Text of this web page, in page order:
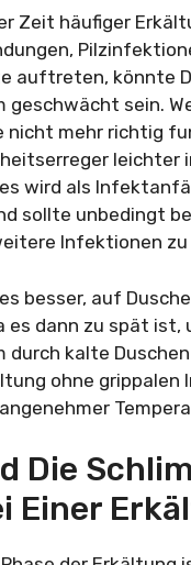
Zeit häufiger
auftreten, könnte
geschwächt sein.
nicht mehr richtig
leichter
wird als
sollte unbedingt
Infektionen zu
besser, auf
es dann zu spät ist,
durch kalte
ohne grippalen
Die
Einer